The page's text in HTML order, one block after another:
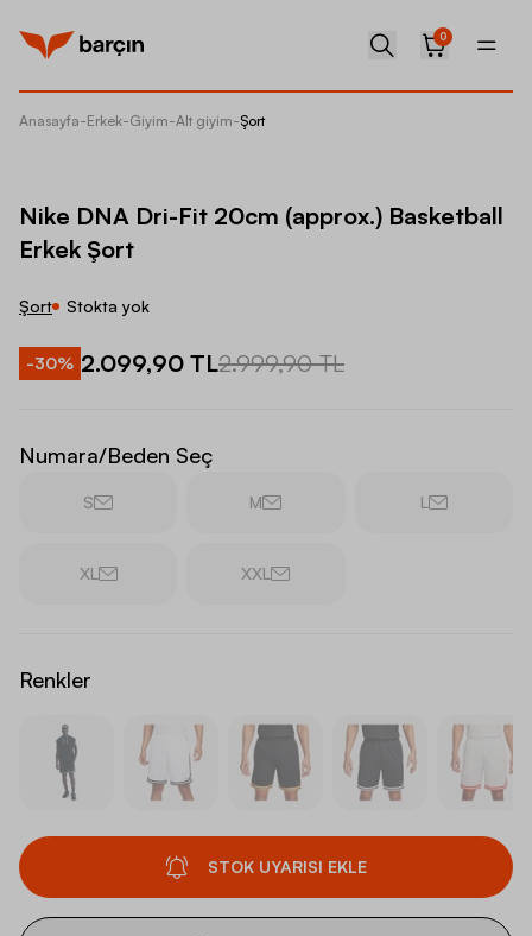
0
Anasayfa-Erkek-Giyim-Alt giyim-Şort
Nike DNA Dri-Fit 20cm (approx.) Basketball
Erkek Şort
Şort Stokta yok
-30% 2.099,90 TL2.999,90 TL
Numara/Beden Seç
S M L
XL XXL
Renkler
STOK UYARISI EKLE